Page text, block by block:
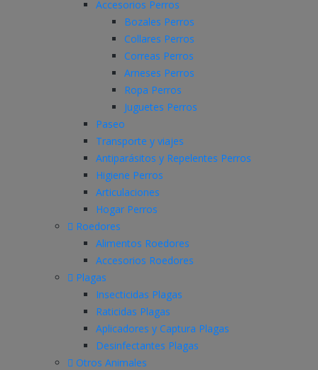
Accesorios Perros
Bozales Perros
Collares Perros
Correas Perros
Arneses Perros
Ropa Perros
Juguetes Perros
Paseo
Transporte y viajes
Antiparásitos y Repelentes Perros
Higiene Perros
Articulaciones
Hogar Perros
Roedores
Alimentos Roedores
Accesorios Roedores
Plagas
Insecticidas Plagas
Raticidas Plagas
Aplicadores y Captura Plagas
Desinfectantes Plagas
Otros Animales